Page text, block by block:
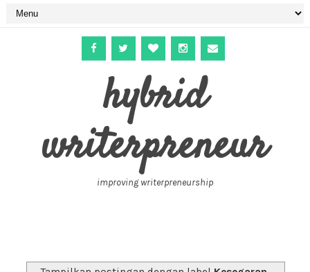
hybrid
writerpreneur
improving writerpreneurship